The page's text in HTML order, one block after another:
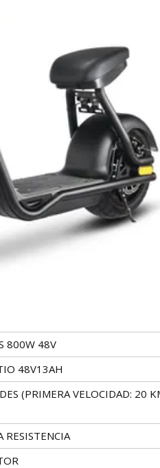
800W 48V
48V13AH
(PRIMERA VELOCIDAD: 20
RESISTENCIA